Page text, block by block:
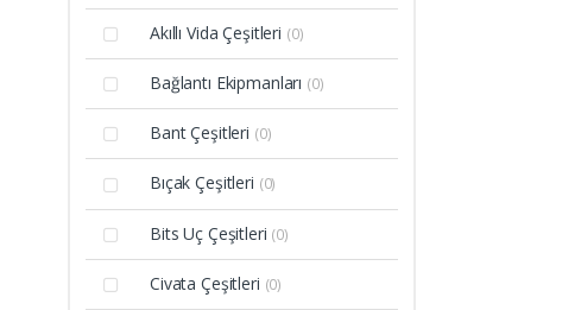
Akıllı Vida Çeşitleri (0)
Bağlantı Ekipmanları (0)
Bant Çeşitleri (0)
Bıçak Çeşitleri (0)
Bits Uç Çeşitleri (0)
Civata Çeşitleri (0)